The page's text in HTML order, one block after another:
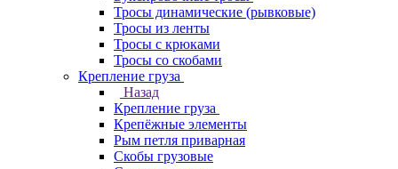
Тросы динамические (рывковые)
Тросы из ленты
Тросы с крюками
Тросы со скобами
Крепление груза
Назад
Крепление груза
Крепёжные элементы
Рым петля приварная
Скобы грузовые